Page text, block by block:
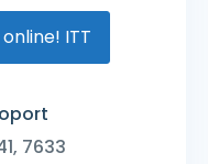
ITT
7633